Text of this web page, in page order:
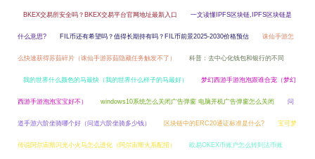
BKEX交易所安全吗？BKEX交易平台官网地址最新入口 一文读懂IPFS区块链,IPFS区块链是
什么意思? FIL币还有希望吗？值得长期持有吗？FIL币前景2025-2030价格预估 诛仙手游怎
么快速获得苏茹碎片（诛仙手游苏茹隐藏任务触发不了） 科普：去中心化钱包和银行的不同
我的世界什么颜色的马最快（我的世界什么样子的马最好） 梦幻西游手游泡泡跟谁合宠（梦幻
西游手游泡泡宝宝好不） windows10系统怎么关闭广告弹窗 电脑开机广告弹窗怎么关闭 问
道手游六阶坐骑哪个好（问道六阶坐骑多少钱） 区块链中的ERC20通证标准是什么? 宝可梦
传说阿尔宙斯闪光小火马怎么进化（阿尔宙斯火系配招） 欧易OKEX币账户怎么转到法币账